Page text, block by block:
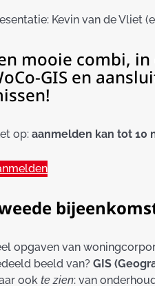
Kevin van de Vliet
mooie combi,
GIS en
op: aanmelden kan tot 10
opgaven van
beeld van? GIS
ook te zien: van